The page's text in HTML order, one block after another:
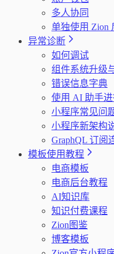
多人协同
单独使用 Zion
异常诊断
如何调试
组件系统升级
错误信息字典
使用 AI 助手
小程序常见问
小程序新架构
GraphQL 订阅
模板使用教程
电商模板
电商后台教程
AI知识库
知识付费课程
Zion图鉴
博客模板